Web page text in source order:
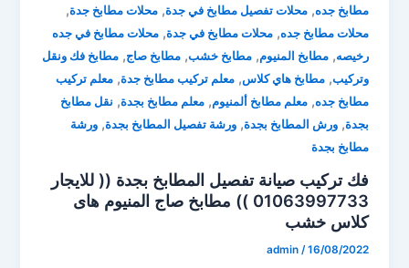
مطابخ جده,محلات تفصيل مطابخ في جدة,محلات مطابخ جدة,
محلات مطابخ جده,محلات مطابخ في جدة,محلات مطابخ في جده
رخيصه,مطابخ المنيوم,مطابخ خشب,مطابخ صاج,مطابخ فك ونقل
وتركيب,مطابخ هاي كلاس,معلم تركيب مطابخ جدة,معلم تركيب
مطابخ جده,معلم مطابخ ألمنيوم,معلم مطابخ بجدة, نقل مطابخ
بجدة,ورش المطابخ بجدة,ورشة تفصيل المطابخ بجدة,ورشة
مطابخ بجدة
فك تركيب صيانة تفصيل المطابخ بجدة (( للايجار
01063997733 )) مطابخ صاج المنيوم هاى
كلاس خشب
admin /16/08/2022